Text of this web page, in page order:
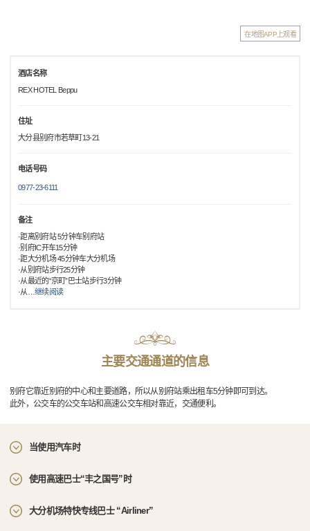
在地图APP上观看
酒店名称
REX HOTEL Beppu
住址
大分县别府市若草町13-21
电话号码
0977-23-6111
备注
·距离别府站 5分钟车别府站
·别府IC开车15分钟
·距大分机场 45分钟车大分机场
·从别府站步行25分钟
·从最近的“京町”巴士站步行3分钟
·从
继续阅读
主要交通通道的信息
别府它靠近别府的中心和主要道路，所以从别府站乘出租车5分钟即可到达。
此外，公交车的公交车站和高速公交车相对靠近，交通便利。
当使用汽车时
使用高速巴士“丰之国号”时
大分机场特快专线巴士 “Airliner”